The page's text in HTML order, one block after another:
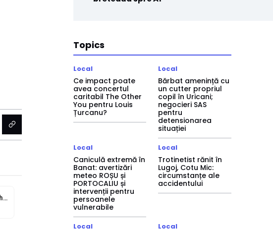
Iluminatul festiv, aprins la Timișoara în deschiderea Târgului de Crăciun
Topics
Local
Ce impact poate
avea concertul
caritabil The Other
You pentru Louis
Țurcanu?
Local
Bărbat amenință cu
un cutter propriul
copil în Uricani;
negocieri SAS
pentru
detensionarea
situației
Local
Caniculă extremă în
Banat: avertizări
meteo ROȘU și
PORTOCALIU și
intervenții pentru
persoanele
vulnerabile
Local
Trotinetist rănit în
Lugoj, Cotu Mic:
circumstanțe ale
accidentului
Local Local